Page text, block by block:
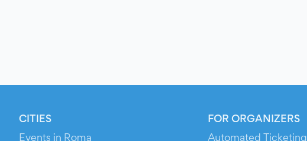
CITIES
Events in Roma
FOR ORGANIZERS
Automated Ticketing